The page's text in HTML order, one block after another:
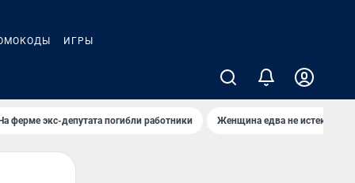
ИГРЫ
ферме экс-депутата погибли работники Женщина едва не истекла